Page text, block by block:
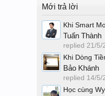
Mới trả lời
Khi Smart
Tuấn Thành
replied 21/5/
Khi Dòng
Bảo Khánh
replied 14/5/
Học cùng